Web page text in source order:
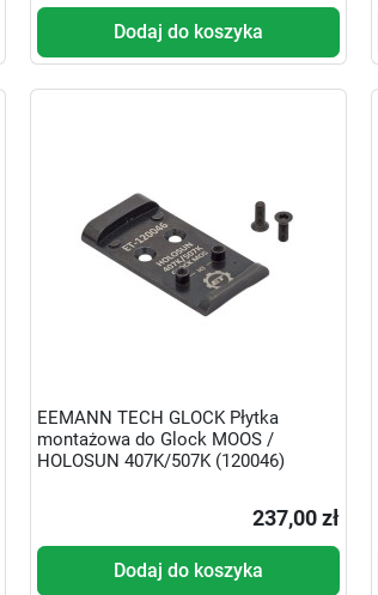
Dodaj do koszyka
EEMANN TECH GLOCK Płytka
montażowa do Glock MOOS /
HOLOSUN 407K/507K (120046)
237,00 zł
Dodaj do koszyka